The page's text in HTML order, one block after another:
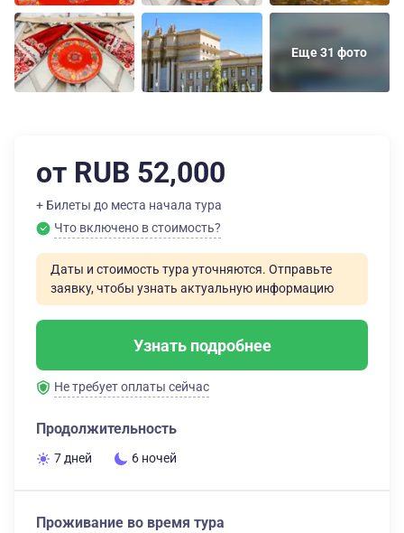
Еще 31 фото
от RUB 52,000
+ Билеты до места начала тура
Что включено в стоимость?
Даты и стоимость тура уточняются. Отправьте
заявку, чтобы узнать актуальную информацию
Узнать подробнее
Не требует оплаты сейчас
Продолжительность
7 дней 6 ночей
Проживание во время тура